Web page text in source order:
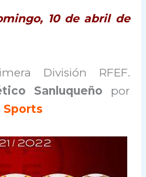
10 de abril de
División RFEF.
Sanluqueño por
Sports